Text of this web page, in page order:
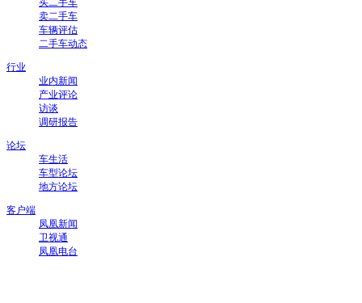
买二手车
卖二手车
车辆评估
二手车动态
行业
业内新闻
产业评论
访谈
调研报告
论坛
车生活
车型论坛
地方论坛
客户端
凤凰新闻
卫视通
凤凰电台